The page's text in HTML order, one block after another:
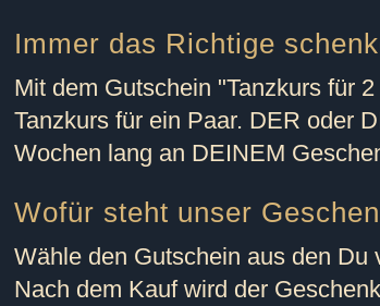
Immer das Richtige
Mit dem Gutschein "Tanzkurs für
Tanzkurs für ein Paar. DER oder
Wochen lang an DEINEM
Wofür steht unser
Wähle den Gutschein aus den
Nach dem Kauf wird der